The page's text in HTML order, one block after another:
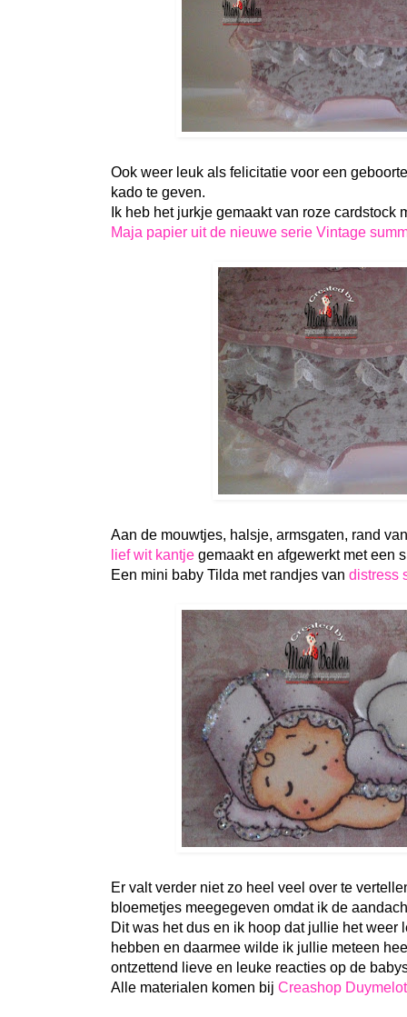
Ook weer leuk als felicitatie voor een
kado te geven.
Ik heb het jurkje gemaakt van roze cardstock
Maja papier uit de nieuwe serie Vintage
Aan de mouwtjes, halsje, armsgaten, rand
lief wit kantje gemaakt en afgewerkt met een
Een mini baby Tilda met randjes van distress
Er valt verder niet zo heel veel over te
bloemetjes meegegeven omdat ik de
Dit was het dus en ik hoop dat jullie het weer
hebben en daarmee wilde ik jullie meteen
ontzettend lieve en leuke reacties op de
Alle materialen komen bij Creashop Duymelot